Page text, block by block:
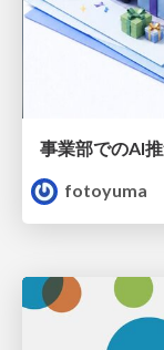
事業部でのAI
fotoyuma